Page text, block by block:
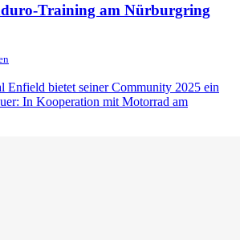
Training am Nürburgring
bietet seiner Community 2025 ein
In Kooperation mit Motorrad am